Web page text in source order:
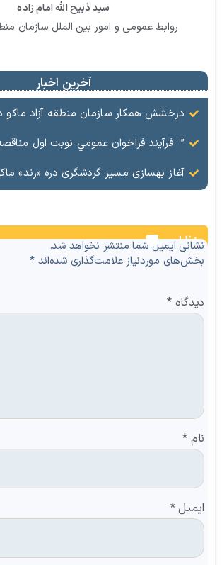
سید ذبیح الله امام زاده
روابط عمومی و امور بین الملل سازمان
آخرین اخبار
درخشش همکار سازمان منطقه آزاد ماکو در عرصه هنر/ مستند تاریخی «زری خانم» به
” فرآيند فراخوان عمومي نوبت اول مناقصه پروژه بهسازي و آسفالت راه و پاركينگ مجموعه آب
آغاز بهسازی مسیر گردشگری دره «رند»
نظرات
نشانی ایمیل شما منتشر نخواهد شد.
بخش‌های موردنیاز علامت‌گذاری شده‌اند*
دیدگاه*
نام *
ایمیل*